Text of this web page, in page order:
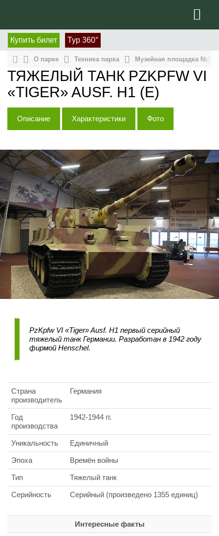
Купить билет Тур 360°
О парке Техника парка Музейная площадка №1,
ТЯЖЕЛЫЙ ТАНК PZKPFW VI
«TIGER» AUSF. Н1 (Е)
Описание Характеристики Фото
PzKpfw VI «Tiger» Ausf. Н1 первый серийный
тяжелый танк Германии. Разработан в 1942 году
фирмой Henschel.
Страна
производитель
Германия
Год
производства
1942-1944 гг.
Уникальность Единичный
Эпоха Времён войны
Тип Тяжелый танк
Серийность Серийный (произведено 1355 единиц)
Интересные факты